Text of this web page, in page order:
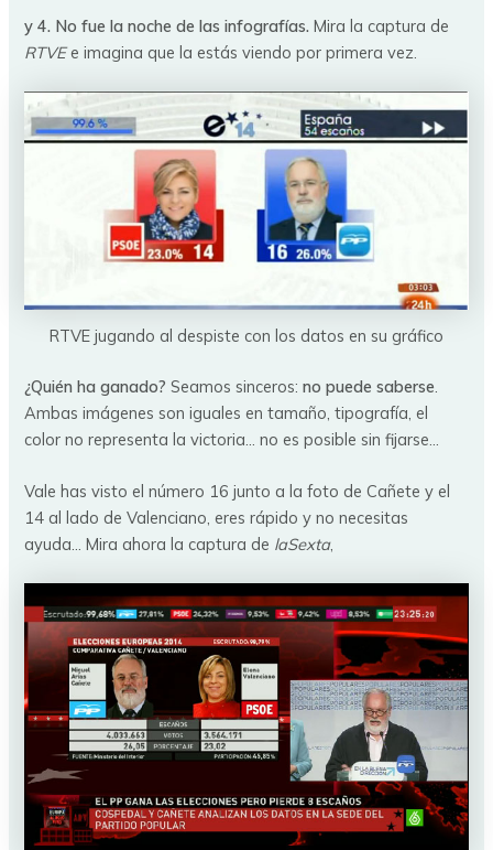
y 4. No fue la noche de las infografías. Mira la captura de
RTVEe imagina que la estás viendo por primera vez.
RTVE jugando al despiste con los datos en su gráfico
¿Quién ha ganado? Seamos sinceros:no puede saberse
Ambas imágenes son iguales en tamaño, tipografía, el
color no representa la victoria… no es posible sin fijarse…
Vale has visto el número 16 junto a la foto de Cañete y el
14 al lado de Valenciano, eres rápido y no necesitas
ayuda… Mira ahora la captura de laSexta,